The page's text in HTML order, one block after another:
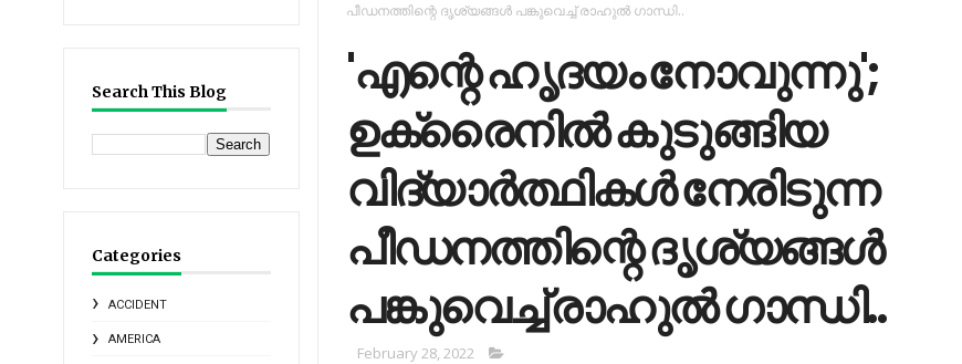
Search This Blog
Categories
ACCIDENT
AMERICA
പീഡനത്തിന്റെ ദൃശ്യങ്ങള്‍ പങ്കുവെച്ച്‌ രാഹുല്‍ ഗാന്ധി..
'എന്റെ ഹൃദയം നോവുന്നു';
ഉക്രൈനില്‍ കുടുങ്ങിയ
വിദ്യാര്‍ത്ഥികള്‍ നേരിടുന്ന
പീഡനത്തിന്റെ ദൃശ്യങ്ങള്‍
പങ്കുവെച്ച്‌ രാഹുല്‍ ഗാന്ധി..
February 28, 2022